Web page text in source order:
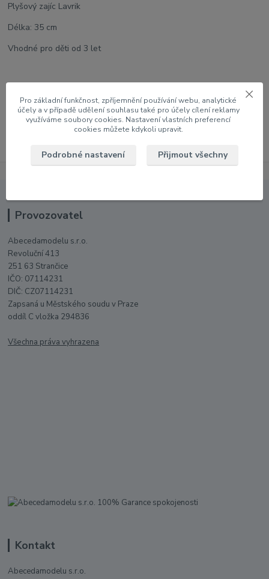
Plyšový zajíc Lavrik
Délka: 35 cm
Vhodné pro děti od 3 let
Hračky DOPRODEJ
Provozovatel
Abecedamodelu s.r.o.
Revoluční 413
251 63 Strančice
IČO: 07114231
DIČ: CZ07114231
Zapsaná u Městského soudu v Praze
oddíl C vložka 294836
Všechna práva vyhrazena
Kontakt
Abecedamodelu s.r.o.
Pro základní funkčnost, zpříjemnění používání webu, analytické
účely a v případě udělení souhlasu také pro účely cílení reklamy
využíváme soubory cookies. Nastavení vlastních preferencí
cookies můžete kdykoli upravit.
Podrobné nastavení Přijmout všechny